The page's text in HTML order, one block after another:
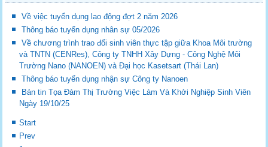
Về việc tuyển dụng lao động đợt 2 năm 2026
Thông báo tuyển dụng nhân sự 05/2026
Về chương trình trao đổi sinh viên thực tập giữa Khoa Môi trường
và TNTN (CENRes), Công ty TNHH Xây Dựng - Công Nghệ Môi
Trường Nano (NANOEN) và Đại học Kasetsart (Thái Lan)
Thông báo tuyển dụng nhận sự Công ty Nanoen
Bản tin Tọa Đàm Thị Trường Việc Làm Và Khởi Nghiệp Sinh Viên
Ngày 19/10/25
Start
Prev